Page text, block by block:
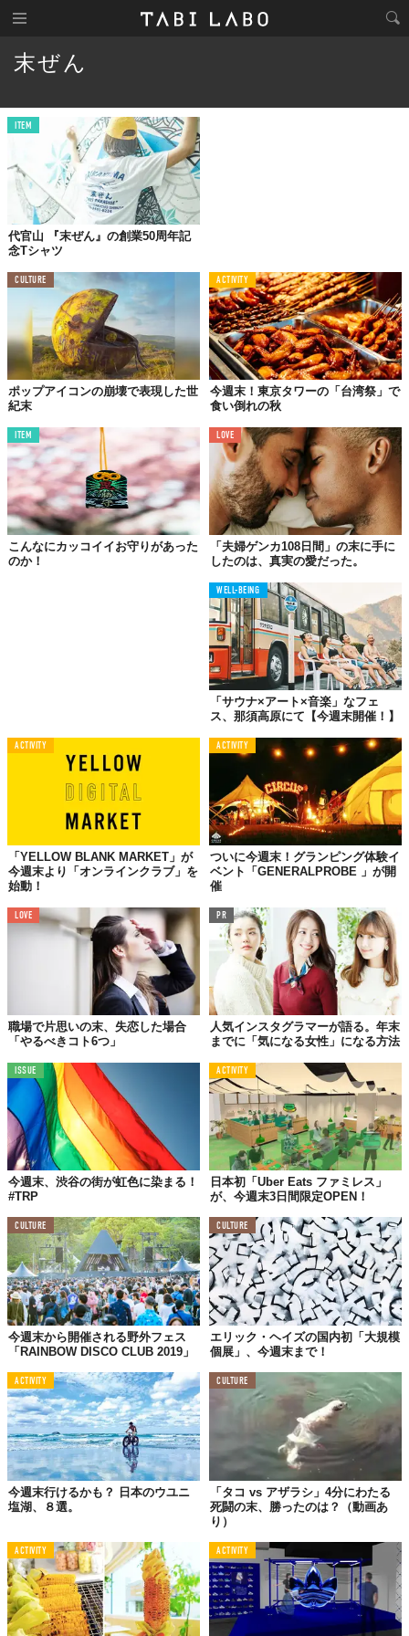
末ぜん
ITEM
代官山 『末ぜん』の創業50周年記
念Tシャツ
CULTURE
ポップアイコンの崩壊で表現した世
紀末
ACTIVITY
今週末！東京タワーの「台湾祭」で
食い倒れの秋
ITEM
こんなにカッコイイお守りがあった
のか！
LOVE
「夫婦ゲンカ108日間」の末に手に
したのは、真実の愛だった。
WELL-BEING
「サウナ×アート×音楽」なフェ
ス、那須高原にて【今週末開催！】
ACTIVITY
「YELLOW BLANK MARKET」が
今週末より「オンラインクラブ」を
始動！
ACTIVITY
ついに今週末！グランピング体験イ
ベント「GENERALPROBE 」が開
催
LOVE
職場で片思いの末、失恋した場合
「やるべきコト6つ」
PR
人気インスタグラマーが語る。年末
までに「気になる女性」になる方法
ISSUE
今週末、渋谷の街が虹色に染まる！
#TRP
ACTIVITY
日本初「Uber Eats ファミレス」
が、今週末3日間限定OPEN！
CULTURE
今週末から開催される野外フェス
「RAINBOW DISCO CLUB 2019」
CULTURE
エリック・ヘイズの国内初「大規模
個展」、今週末まで！
ACTIVITY
今週末行けるかも？ 日本のウユニ
塩湖、８選。
CULTURE
「タコ vs アザラシ」4分にわたる
死闘の末、勝ったのは？（動画あ
り）
ACTIVITY ACTIVITY